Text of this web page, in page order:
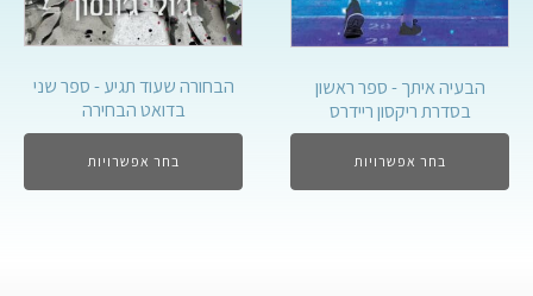
הבעיה איתך - ספר ראשון
בסדרת ריקסון ריידרס
בחר אפשרויות
הבחורה שעוד תגיע - ספר שני
בדואט הבחירה
בחר אפשרויות